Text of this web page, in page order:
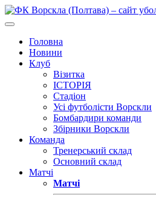
Головна
Новини
Клуб
Візитка
ІСТОРІЯ
Стадіон
Усі футболісти Ворскли
Бомбардири команди
Збірники Ворскли
Команда
Тренерський склад
Основний склад
Матчі
Матчі